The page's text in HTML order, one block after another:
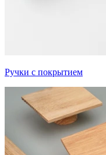
Ручки с покрытием